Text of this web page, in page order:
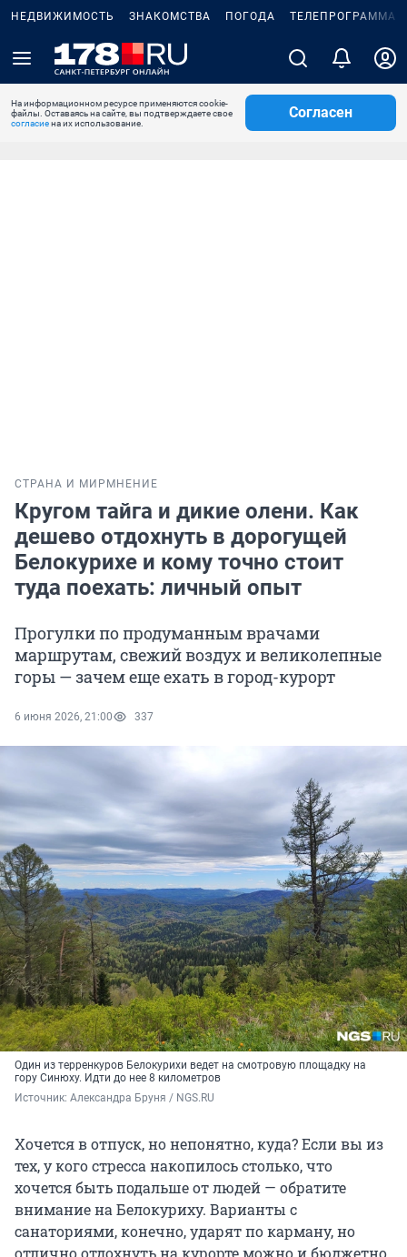
НЕДВИЖИМОСТЬ ЗНАКОМСТВА ПОГОДА ТЕЛЕПРОГРАММА
На информационном ресурсе применяются cookie-
файлы. Оставаясь на сайте, вы подтверждаете свое
согласиена их использование.
Согласен
СТРАНА И МИР МНЕНИЕ
Кругом тайга и дикие олени. Как
дешево отдохнуть в дорогущей
Белокурихе и кому точно стоит
туда поехать: личный опыт
Прогулки по продуманным врачами
маршрутам, свежий воздух и великолепные
горы — зачем еще ехать в город-курорт
6 июня 2026, 21:00 337
Один из терренкуров Белокурихи ведет на смотровую площадку на
гору Синюху. Идти до нее 8 километров
Источник: Александра Бруня / NGS.RU
Хочется в отпуск, но непонятно, куда? Если вы из
тех, у кого стресса накопилось столько, что
хочется быть подальше от людей — обратите
внимание на Белокуриху. Варианты с
санаториями, конечно, ударят по карману, но
отлично отдохнуть на курорте можно и бюджетно.